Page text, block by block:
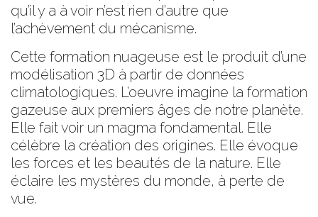
qu’il y a à voir n’est rien d’autre que
l’achèvement du mécanisme.
Cette formation nuageuse est le produit d’une
modélisation 3D à partir de données
climatologiques. L’oeuvre imagine la formation
gazeuse aux premiers âges de notre planète.
Elle fait voir un magma fondamental. Elle
célèbre la création des origines. Elle évoque
les forces et les beautés de la nature. Elle
éclaire les mystères du monde, à perte de
vue.